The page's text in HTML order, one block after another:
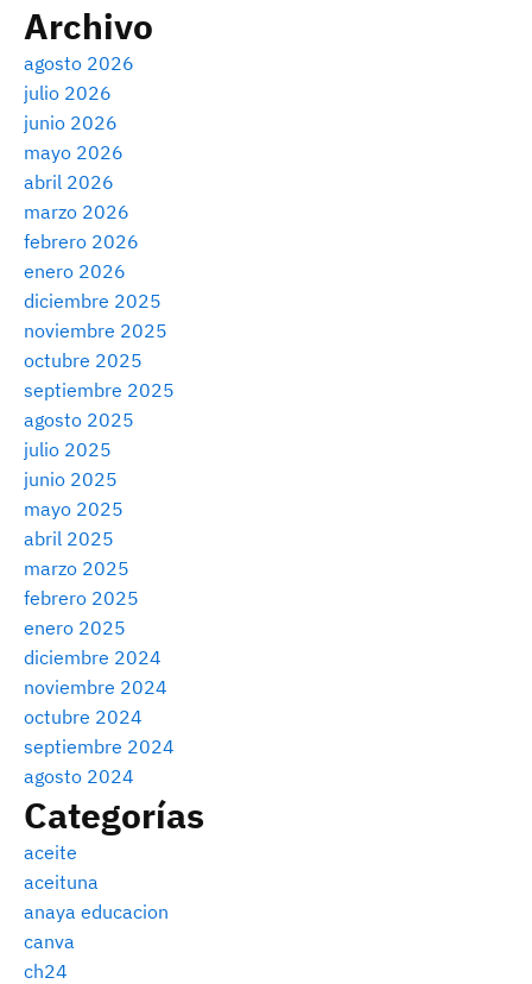
Archivo
agosto 2026
julio 2026
junio 2026
mayo 2026
abril 2026
marzo 2026
febrero 2026
enero 2026
diciembre 2025
noviembre 2025
octubre 2025
septiembre 2025
agosto 2025
julio 2025
junio 2025
mayo 2025
abril 2025
marzo 2025
febrero 2025
enero 2025
diciembre 2024
noviembre 2024
octubre 2024
septiembre 2024
agosto 2024
Categorías
aceite
aceituna
anaya educacion
canva
ch24